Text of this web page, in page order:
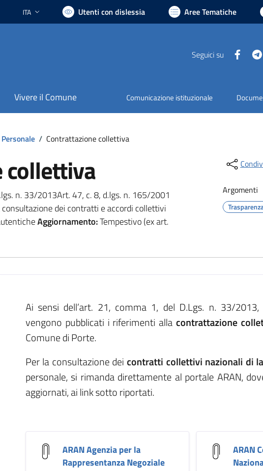
Lingua attiva:
ITA Utenti con dislessia Aree Tematiche
Seguici su
Vivere il Comune Comunicazione istituzionale
Personale / Contrattazione collettiva
collettiva
n. 33/2013Art. 47, c. 8, d.lgs. n. 165/2001
dei contratti e accordi collettivi
Aggiornamento:Tempestivo (ex art.
Argomenti
Ai sensi dell’art. 21, comma 1, del D.Lgs. n. 33/
vengono pubblicati i riferimenti allacontrattazione
Comune di Porte.
Per la consultazione dei contratti collettivi nazionali di
personale, si rimanda direttamente al portale ARAN,
aggiornati, ai link sotto riportati.
ARAN Agenzia per la
Rappresentanza Negoziale
ARAN